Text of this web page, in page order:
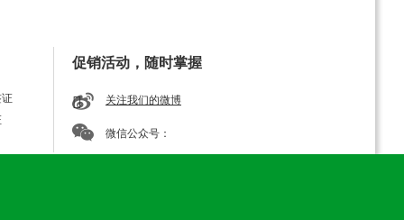
促销活动，随时掌握
关注我们的微博
微信公众号：